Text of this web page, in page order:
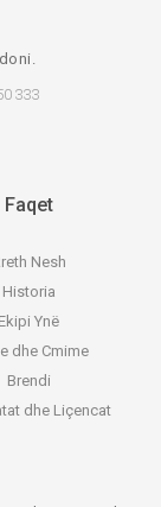
333
Faqet
Nesh
Historia
Ekipi Ynë
dhe Cmime
Brendi
dhe Liçencat